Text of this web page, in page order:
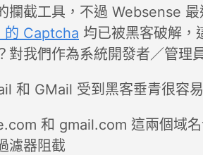
攔截工具，不過 Websense 最
的 Captcha 均已被黑客破解，
對我們作為系統開發者／管理
和 GMail 受到黑客垂青很容
和 gmail.com 這兩個域
濾器阻截